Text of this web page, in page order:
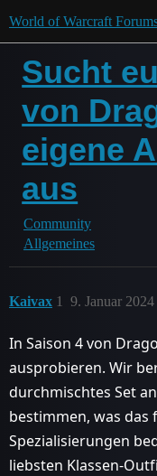
World of Warcraft
Sucht
von
eigene
aus
Community
Allgemeines
Kaivax 9. Januar
1
In Saison 4 von
ausprobieren. Wir
durchmischtes Set
bestimmen, was das
Spezialisierungen
liebsten Klassen-